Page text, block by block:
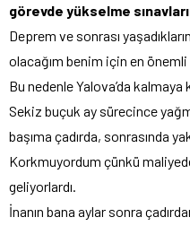
görevde yükselme
Deprem ve sonrası
olacağım benim için en önemli
Bu nedenle Yalova’da kalmaya
Sekiz buçuk ay sürecince
başıma çadırda, sonrasında
Korkmuyordum çünkü
geliyorlardı.
İnanın bana aylar sonra